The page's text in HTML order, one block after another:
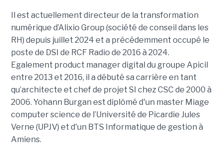
Il est actuellement directeur de la transformation
numérique d’Alixio Group (société de conseil dans les
RH) depuis juillet 2024 et a précédemment occupé le
poste de DSI de RCF Radio de 2016 à 2024.
Egalement product manager digital du groupe Apicil
entre 2013 et 2016, il a débuté sa carrière en tant
qu’architecte et chef de projet SI chez CSC de 2000 à
2006. Yohann Burgan est diplômé d'un master Miage
computer science de l’Université de Picardie Jules
Verne (UPJV) et d'un BTS Informatique de gestion à
Amiens.